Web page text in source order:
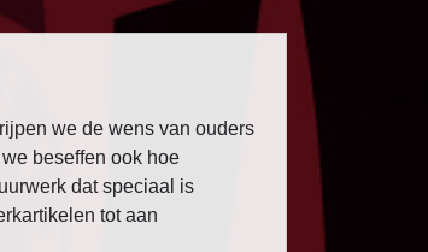
we de wens van ouders
beseffen ook hoe
dat speciaal is
tot aan